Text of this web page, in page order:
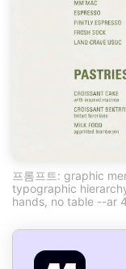
프롬프트: graphic
typographic
hands, no table --ar